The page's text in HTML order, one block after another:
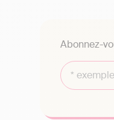
Abonnez-